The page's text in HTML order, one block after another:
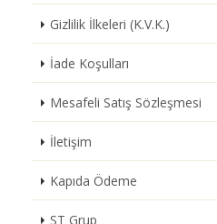
Gizlilik İlkeleri (K.V.K.)
İade Koşulları
Mesafeli Satış Sözleşmesi
İletişim
Kapıda Ödeme
ST Grup